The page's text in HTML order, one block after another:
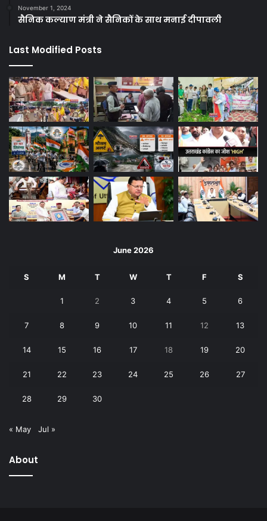
November 1, 2024
सैनिक कल्याण मंत्री ने सैनिकों के साथ मनाई दीपावली
Last Modified Posts
June 2026
S M T W T F S
1 2 3 4 5 6
7 8 9 10 11 12 13
14 15 16 17 18 19 20
21 22 23 24 25 26 27
28 29 30
« May Jul »
About